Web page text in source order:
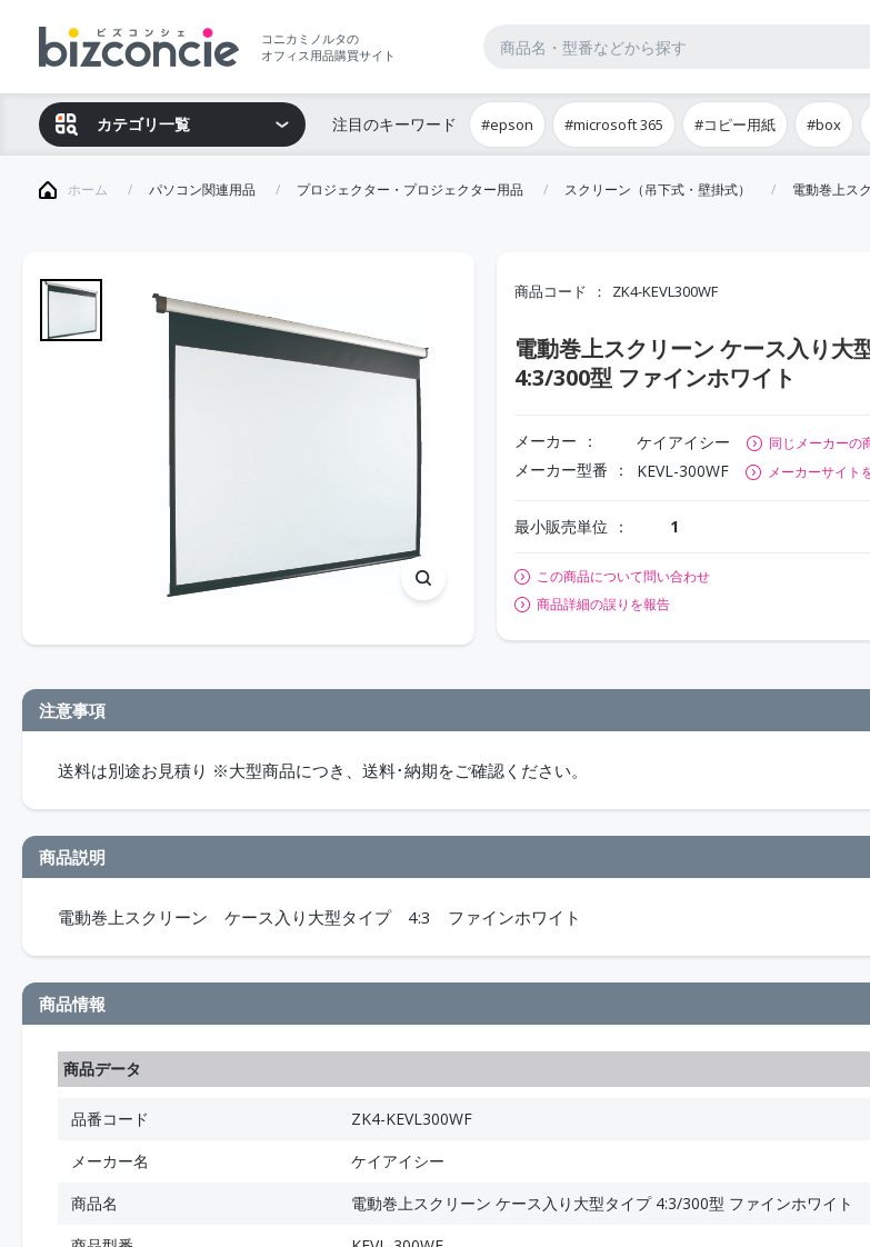
コニカミノルタの
オフィス用品購買サイト
カテゴリ一覧 注目のキーワード #epson #microsoft 365 #コピー用紙 #box
ホーム パソコン関連用品 プロジェクター・プロジェクター用品 スクリーン（吊下式・壁掛式） 電動巻上ス
商品コード ZK4-KEVL300WF
電動巻上スクリーン ケース入り大
4:3/300型 ファインホワイト
メーカー ケイアイシー 同じメーカーの
メーカー型番 KEVL-300WF メーカーサイト
最小販売単位 1
この商品について問い合わせ
商品詳細の誤りを報告
注意事項
送料は別途お見積り ※大型商品につき、送料･納期をご確認ください。
商品説明
電動巻上スクリーン ケース入り大型タイプ 4:3 ファインホワイト
商品情報
商品データ
品番コード
ZK4-KEVL300WF
メーカー名
ケイアイシー
商品名
電動巻上スクリーン ケース入り大型タイプ 4:3/300型 ファインホワイト